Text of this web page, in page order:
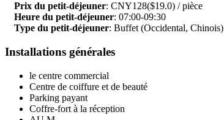
Prix du petit-déjeuner: CNY128($19.0) / pièce
Heure du petit-déjeuner: 07:00-09:30
Type du petit-déjeuner: Buffet (Occidental, Chinois)
Installations générales
le centre commercial
Centre de coiffure et de beauté
Parking payant
Coffre-fort à la réception